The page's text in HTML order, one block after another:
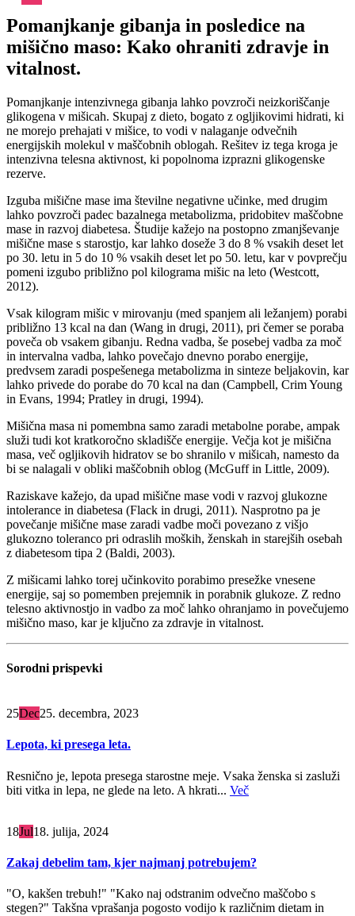
Pomanjkanje gibanja in posledice na
mišično maso: Kako ohraniti zdravje in
vitalnost.
Pomanjkanje intenzivnega gibanja lahko povzroči neizkoriščanje
glikogena v mišicah. Skupaj z dieto, bogato z ogljikovimi hidrati, ki
ne morejo prehajati v mišice, to vodi v nalaganje odvečnih
energijskih molekul v maščobnih oblogah. Rešitev iz tega kroga je
intenzivna telesna aktivnost, ki popolnoma izprazni glikogenske
rezerve.
Izguba mišične mase ima številne negativne učinke, med drugim
lahko povzroči padec bazalnega metabolizma, pridobitev maščobne
mase in razvoj diabetesa. Študije kažejo na postopno zmanjševanje
mišične mase s starostjo, kar lahko doseže 3 do 8 % vsakih deset let
po 30. letu in 5 do 10 % vsakih deset let po 50. letu, kar v povprečju
pomeni izgubo približno pol kilograma mišic na leto (Westcott,
2012).
Vsak kilogram mišic v mirovanju (med spanjem ali ležanjem) porabi
približno 13 kcal na dan (Wang in drugi, 2011), pri čemer se poraba
poveča ob vsakem gibanju. Redna vadba, še posebej vadba za moč
in intervalna vadba, lahko povečajo dnevno porabo energije,
predvsem zaradi pospešenega metabolizma in sinteze beljakovin, kar
lahko privede do porabe do 70 kcal na dan (Campbell, Crim Young
in Evans, 1994; Pratley in drugi, 1994).
Mišična masa ni pomembna samo zaradi metabolne porabe, ampak
služi tudi kot kratkoročno skladišče energije. Večja kot je mišična
masa, več ogljikovih hidratov se bo shranilo v mišicah, namesto da
bi se nalagali v obliki maščobnih oblog (McGuff in Little, 2009).
Raziskave kažejo, da upad mišične mase vodi v razvoj glukozne
intolerance in diabetesa (Flack in drugi, 2011). Nasprotno pa je
povečanje mišične mase zaradi vadbe moči povezano z višjo
glukozno toleranco pri odraslih moških, ženskah in starejših osebah
z diabetesom tipa 2 (Baldi, 2003).
Z mišicami lahko torej učinkovito porabimo presežke vnesene
energije, saj so pomemben prejemnik in porabnik glukoze. Z redno
telesno aktivnostjo in vadbo za moč lahko ohranjamo in povečujemo
mišično maso, kar je ključno za zdravje in vitalnost.
Sorodni prispevki
25Dec25. decembra, 2023
Lepota, ki presega leta.
Resnično je, lepota presega starostne meje. Vsaka ženska si zasluži
biti vitka in lepa, ne glede na leto. A hkrati... Več
18Jul18. julija, 2024
Zakaj debelim tam, kjer najmanj potrebujem?
"O, kakšen trebuh!" "Kako naj odstranim odvečno maščobo s
stegen?" Takšna vprašanja pogosto vodijo k različnim dietam in